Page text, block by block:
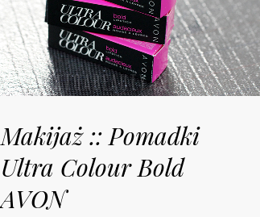
Makijaż :: Pomadki
Ultra Colour Bold
AVON